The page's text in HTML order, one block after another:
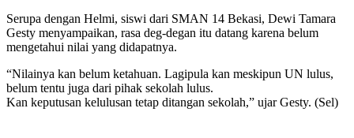
Serupa dengan Helmi, siswi dari SMAN 14 Bekasi, Dewi Tamara
Gesty menyampaikan, rasa deg-degan itu datang karena belum
mengetahui nilai yang didapatnya.
“Nilainya kan belum ketahuan. Lagipula kan meskipun UN lulus,
belum tentu juga dari pihak sekolah lulus.
Kan keputusan kelulusan tetap ditangan sekolah,” ujar Gesty. (Sel)